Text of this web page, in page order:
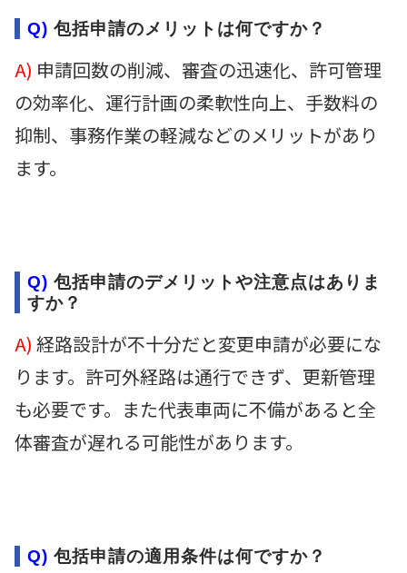
Q) 包括申請のメリットは何ですか？
A) 申請回数の削減、審査の迅速化、許可管理
の効率化、運行計画の柔軟性向上、手数料の
抑制、事務作業の軽減などのメリットがあり
ます。
Q) 包括申請のデメリットや注意点はありま
すか？
A) 経路設計が不十分だと変更申請が必要にな
ります。許可外経路は通行できず、更新管理
も必要です。また代表車両に不備があると全
体審査が遅れる可能性があります。
Q) 包括申請の適用条件は何ですか？